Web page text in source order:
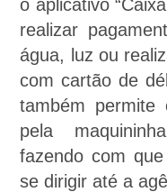
o aplicativo
realizar
água, luz ou
com cartão de
também permite
pela
fazendo com
se dirigir até a